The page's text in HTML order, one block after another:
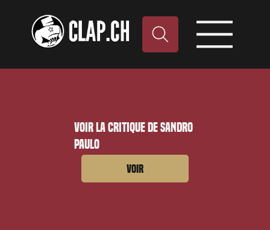
Voir la critique de Sandro
Paulo
Voir